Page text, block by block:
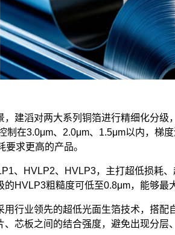
建滔对两大系列铜箔进行精细化分级
制在3.0μm、2.0μm、1.5μm以内，
求更高的产品。
、HVLP2、HVLP3，主打超低损耗
HVLP3粗糙度可低至0.8μm，能够
行业领先的超低光面生箔技术，搭
芯板之间的结合强度，避免出现分层